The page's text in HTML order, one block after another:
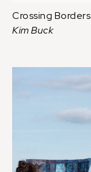
Crossing Borders
Kim Buck